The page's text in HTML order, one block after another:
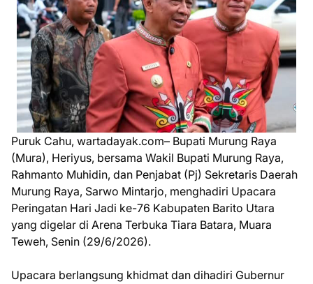
Puruk Cahu, wartadayak.com– Bupati Murung Raya
(Mura), Heriyus, bersama Wakil Bupati Murung Raya,
Rahmanto Muhidin, dan Penjabat (Pj) Sekretaris Daerah
Murung Raya, Sarwo Mintarjo, menghadiri Upacara
Peringatan Hari Jadi ke-76 Kabupaten Barito Utara
yang digelar di Arena Terbuka Tiara Batara, Muara
Teweh, Senin (29/6/2026).
Upacara berlangsung khidmat dan dihadiri Gubernur